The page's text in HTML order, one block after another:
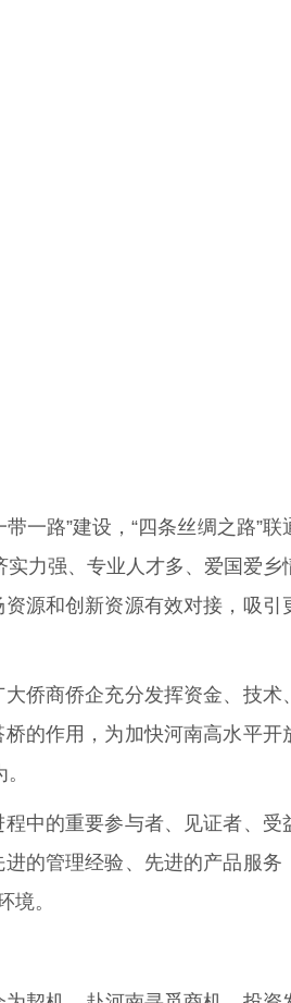
一路”建设，“四条丝绸之路”联
力强、专业人才多、爱国爱乡
源和创新资源有效对接，吸引
侨商侨企充分发挥资金、技术
的作用，为加快河南高水平开
中的重要参与者、见证者、受
的管理经验、先进的产品服务
境。